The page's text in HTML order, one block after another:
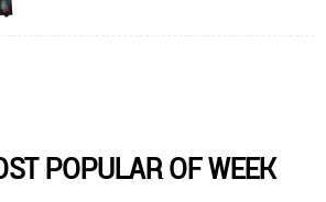
POPULAR OF WEEK